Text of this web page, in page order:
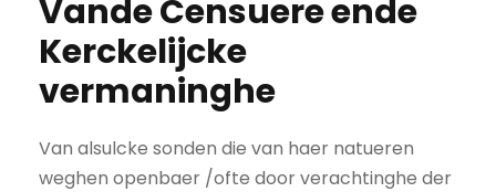
Vande Censuere ende
Kerckelijcke
vermaninghe
Van alsulcke sonden die van haer natueren
weghen openbaer /ofte door verachtinghe der